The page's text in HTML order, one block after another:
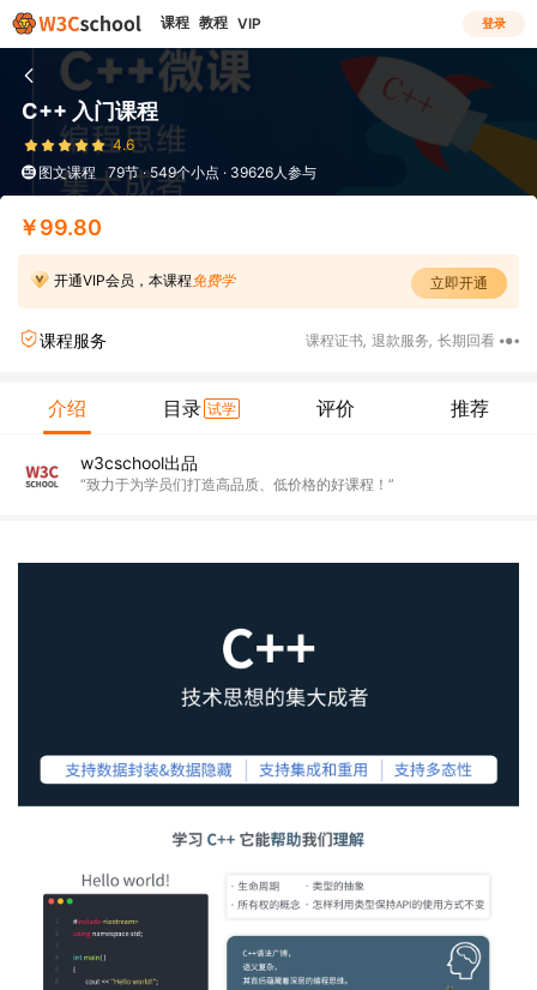
课程 教程 VIP 登录
C++ 入门课程
4.6
图文课程
79节 · 549个小点 · 39626人参与
￥99.80
开通VIP会员，本课程 免费学 立即开通
课程服务 课程证书 退款服务 长期回看
介绍 目录 试学 评价 推荐
w3cschool出品
“致力于为学员们打造高品质、低价格的好课程！”